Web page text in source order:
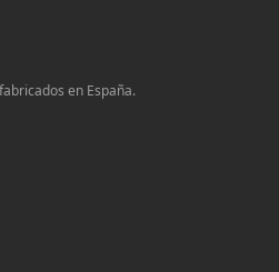
en España.